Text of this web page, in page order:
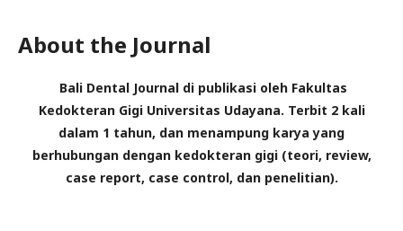
About the Journal
Bali Dental Journal di publikasi oleh Fakultas
Kedokteran Gigi Universitas Udayana. Terbit 2 kali
dalam 1 tahun, dan menampung karya yang
berhubungan dengan kedokteran gigi (teori, review,
case report, case control, dan penelitian).